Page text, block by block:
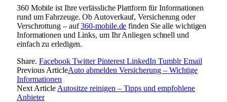
360 Mobile ist Ihre verlässliche Plattform für Informationen
rund um Fahrzeuge. Ob Autoverkauf, Versicherung oder
Verschrottung – auf360-mobile.de finden Sie alle wichtigen
Informationen und Links, um Ihr Anliegen schnell und
einfach zu erledigen.
Share. Facebook Twitter Pinterest LinkedIn Tumblr Email
Previous ArticleAuto abmelden Versicherung – Wichtige
Informationen
Next Article Autositze reinigen – Tipps und empfohlene
Anbieter